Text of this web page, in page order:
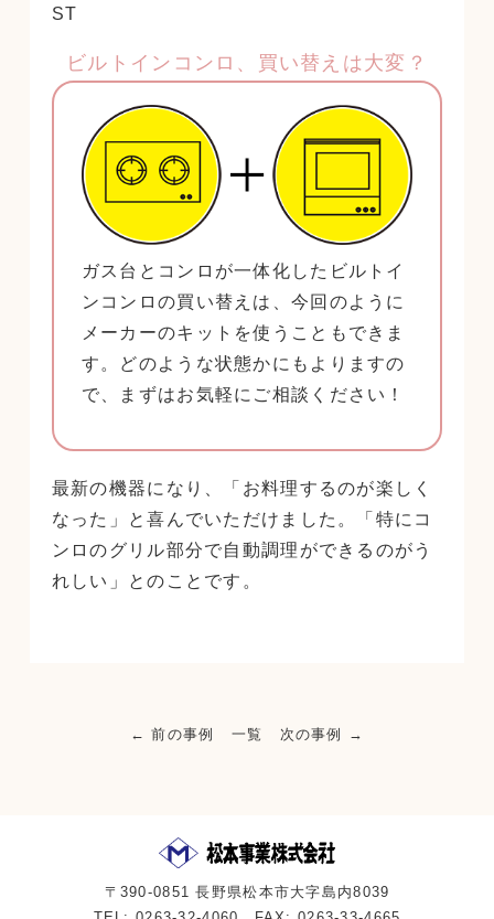
ST
ビルトインコンロ、買い替えは大変？
ガス台とコンロが一体化したビルトイ
ンコンロの買い替えは、今回のように
メーカーのキットを使うこともできま
す。どのような状態かにもよりますの
で、まずはお気軽にご相談ください！
最新の機器になり、「お料理するのが楽しく
なった」と喜んでいただけました。「特にコ
ンロのグリル部分で自動調理ができるのがう
れしい」とのことです。
← 前の事例 一覧 次の事例 →
〒390-0851 長野県松本市大字島内8039